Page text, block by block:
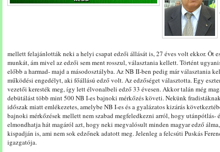
mellett felajánlották neki a helyi csapat edzői állását is, 27 éves volt ekkor. Öt
munkát, ám mivel az edzői sem ment rosszul, választania kellett. Történt
előbb a harmad- majd a másodosztályba. Az NB II-ben pedig már választania
működési engedélyt, aki főállású edző volt. Az edzőséget választotta. Egy
vezetői keresték meg, így lett élvonalbeli edző 33 évesen. Akkor talán még
debütálást több mint 500 NB I-es bajnoki mérkőzés követi. Nekünk
időszak miatt emlékezetes, amelybe NB I-es és a gyalázatos kizárás
bajnoki mérkőzések mellett nem szabad megfeledkezni arról, hogy
elmondhatja hát magáról azt, hogy neki megvalósult minden magyar edző
kispadján is, ami nem sok edzőnek adatott meg. Jelenleg a felcsúti Puskás
igazgatója.